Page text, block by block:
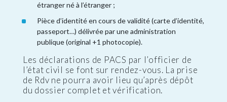
étranger né à l’étranger ;
Pièce d’identité en cours de validité (carte d’identité,
passeport…) délivrée par une administration
publique (original +1 photocopie).
Les déclarations de PACS par l’officier de
l’état civil se font sur rendez-vous. La prise
de Rdv ne pourra avoir lieu qu’après dépôt
du dossier complet et vérification.